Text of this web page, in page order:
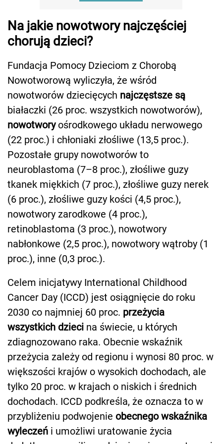
Na jakie nowotwory najczęściej
chorują dzieci?
Fundacja Pomocy Dzieciom z Chorobą
Nowotworową wyliczyła, że wśród
nowotworów dziecięcych najczęstsze są
białaczki (26 proc. wszystkich nowotworów),
nowotworyośrodkowego układu nerwowego
(22 proc.) i chłoniaki złośliwe (13,5 proc.).
Pozostałe grupy nowotworów to
neuroblastoma (7–8 proc.), złośliwe guzy
tkanek miękkich (7 proc.), złośliwe guzy nerek
(6 proc.), złośliwe guzy kości (4,5 proc.),
nowotwory zarodkowe (4 proc.),
retinoblastoma (3 proc.), nowotwory
nabłonkowe (2,5 proc.), nowotwory wątroby (1
proc.), inne (0,3 proc.).
Celem inicjatywy International Childhood
Cancer Day (ICCD) jest osiągnięcie do roku
2030 co najmniej 60 proc. przeżycia
wszystkich dzieci na świecie, u których
zdiagnozowano raka. Obecnie wskaźnik
przeżycia zależy od regionu i wynosi 80 proc. w
większości krajów o wysokich dochodach, ale
tylko 20 proc. w krajach o niskich i średnich
dochodach. ICCD podkreśla, że oznacza to w
przybliżeniu podwojenie obecnego wskaźnika
wyleczeń i umożliwi uratowanie życia